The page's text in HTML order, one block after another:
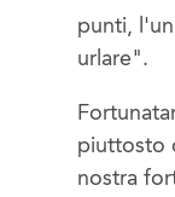
punti,
urlare".
piuttosto
nostra